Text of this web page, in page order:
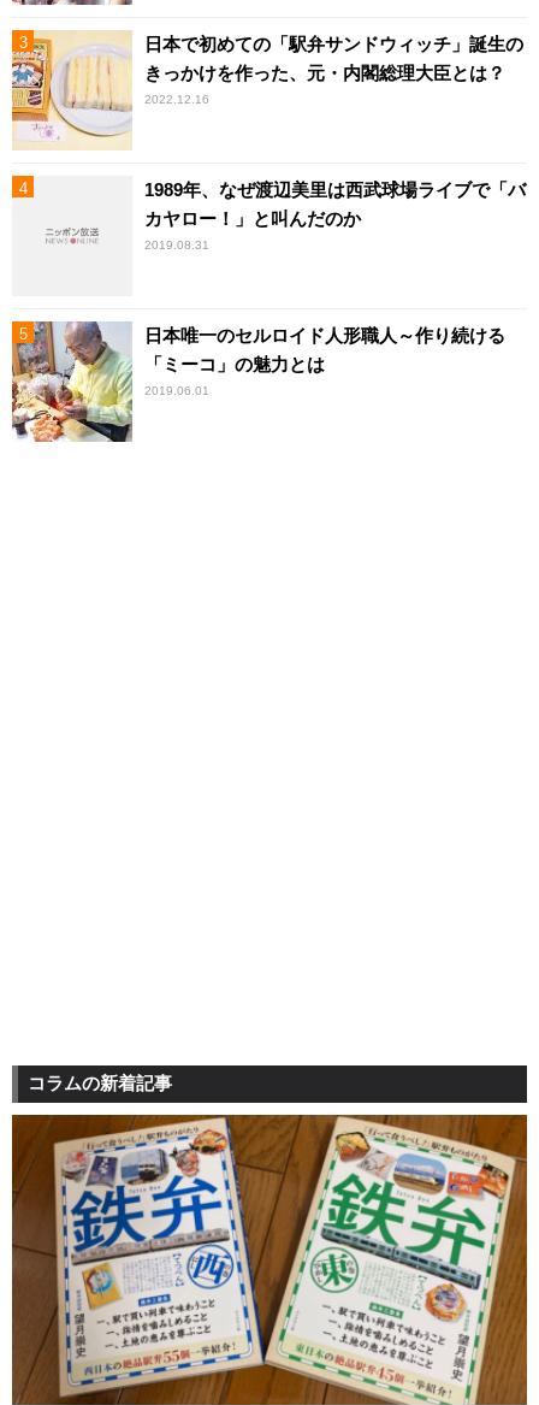
日本で初めての「駅弁サンドウィッチ」誕生の
きっかけを作った、元・内閣総理大臣とは？
2022.12.16
1989年、なぜ渡辺美里は西武球場ライブで「バ
カヤロー！」と叫んだのか
2019.08.31
日本唯一のセルロイド人形職人～作り続ける
「ミーコ」の魅力とは
2019.06.01
コラムの新着記事